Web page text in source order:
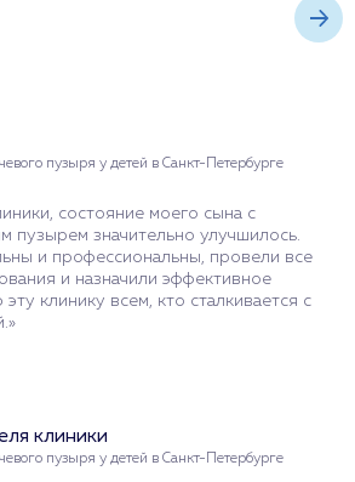
пузыря у детей в Санкт-Петербурге
состояние моего сына с
пузырем значительно улучшилось.
и профессиональны, провели все
и назначили эффективное
клинику всем, кто сталкивается с
клиники
пузыря у детей в Санкт-Петербурге